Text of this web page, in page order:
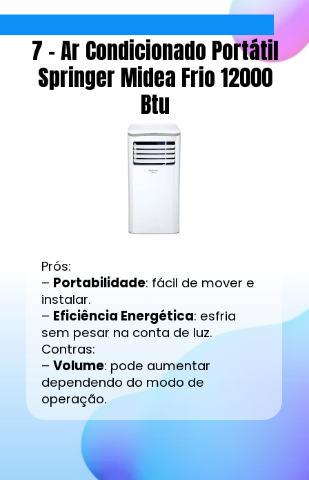
7 - Ar Condicionado Portátil
Springer Midea Frio 12000
Btu
Prós:
– Portabilidade: fácil de mover e
instalar.
– Eficiência Energética: esfria
sem pesar na conta de luz.
Contras:
– Volume: pode aumentar
dependendo do modo de
operação.